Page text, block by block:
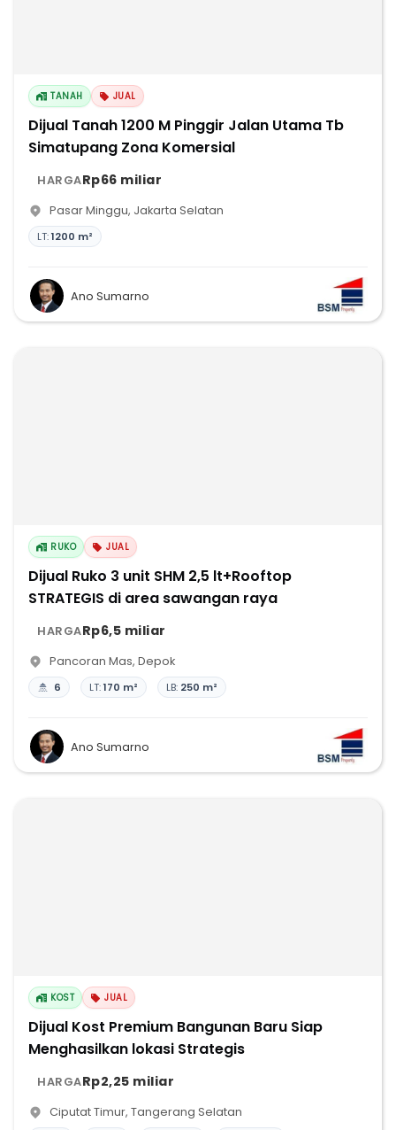
TANAH JUAL
Dijual Tanah 1200 M Pinggir Jalan Utama Tb
Simatupang Zona Komersial
HARGARp66 miliar
Pasar Minggu, Jakarta Selatan
LT:1200 m²
Ano Sumarno
RUKO JUAL
Dijual Ruko 3 unit SHM 2,5 lt+Rooftop
STRATEGIS di area sawangan raya
HARGARp6,5 miliar
Pancoran Mas, Depok
6 LT:170 m² LB: 250 m²
Ano Sumarno
KOST JUAL
Dijual Kost Premium Bangunan Baru Siap
Menghasilkan lokasi Strategis
HARGARp2,25 miliar
Ciputat Timur, Tangerang Selatan